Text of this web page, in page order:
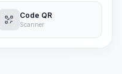
Code QR
Scanner